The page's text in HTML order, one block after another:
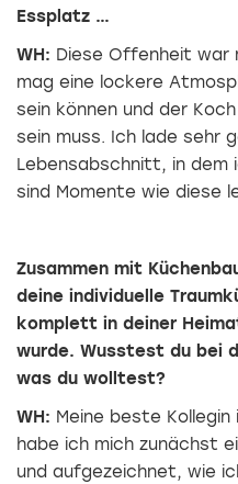
Essplatz …
WH: Diese Offenheit war
mag eine lockere
sein können und der
sein muss. Ich lade sehr
Lebensabschnitt, in dem
sind Momente wie diese
Zusammen mit
deine individuelle
komplett in deiner
wurde. Wusstest du bei
was du wolltest?
WH: Meine beste
habe ich mich zunächst
und aufgezeichnet, wie